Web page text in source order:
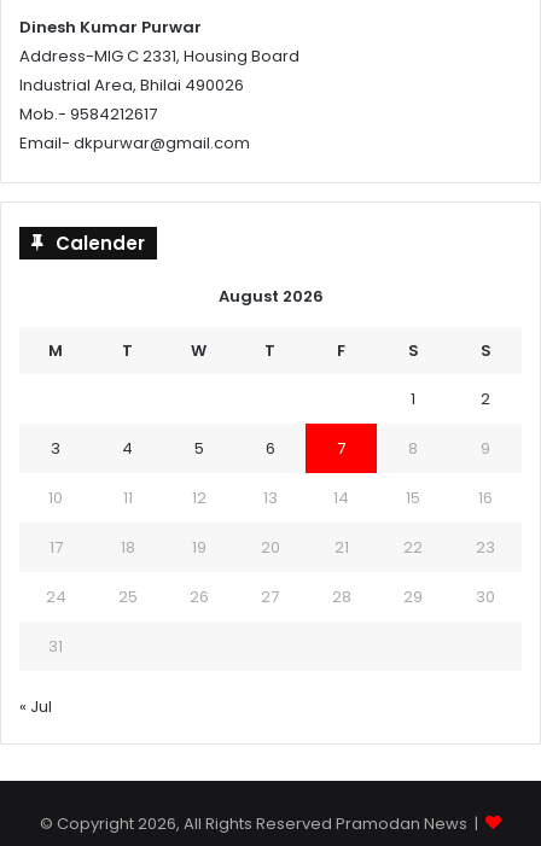
Dinesh Kumar Purwar
Address-MIG C 2331, Housing Board
Industrial Area, Bhilai 490026
Mob.- 9584212617
Email- dkpurwar@gmail.com
Calender
August 2026
M T W T F S S
1 2
3 4 5 6 7 8 9
10 11 12 13 14 15 16
17 18 19 20 21 22 23
24 25 26 27 28 29 30
31
« Jul
© Copyright 2026, All Rights Reserved Pramodan News |